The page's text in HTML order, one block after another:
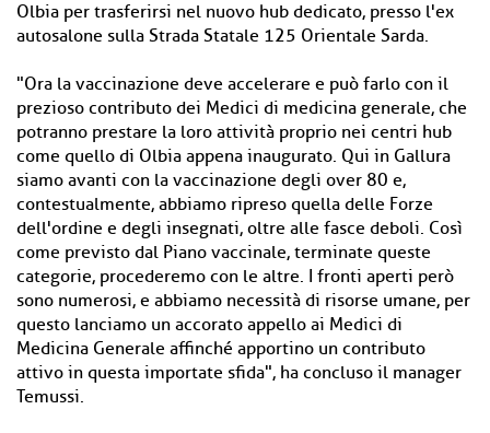
Olbia per trasferirsi nel nuovo hub dedicato, presso l'ex
autosalone sulla Strada Statale 125 Orientale Sarda.
"Ora la vaccinazione deve accelerare e può farlo con il
prezioso contributo dei Medici di medicina generale, che
potranno prestare la loro attività proprio nei centri hub
come quello di Olbia appena inaugurato. Qui in Gallura
siamo avanti con la vaccinazione degli over 80 e,
contestualmente, abbiamo ripreso quella delle Forze
dell'ordine e degli insegnati, oltre alle fasce deboli. Così
come previsto dal Piano vaccinale, terminate queste
categorie, procederemo con le altre. I fronti aperti però
sono numerosi, e abbiamo necessità di risorse umane, per
questo lanciamo un accorato appello ai Medici di
Medicina Generale affinché apportino un contributo
attivo in questa importate sfida", ha concluso il manager
Temussi.